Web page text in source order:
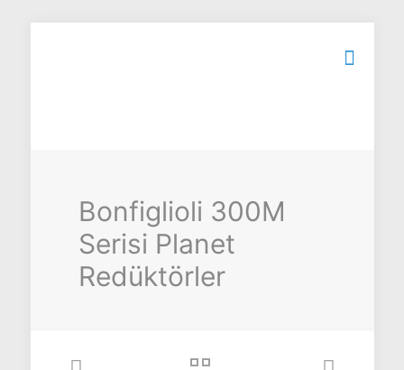
Bonfiglioli 300M
Serisi Planet
Redüktörler